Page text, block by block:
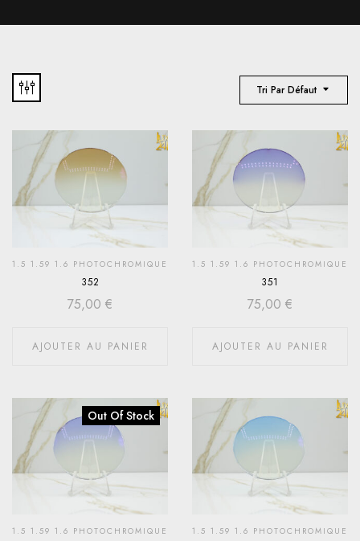
Tri Par Défaut
1.5 1.59 1.6 PHOTOCHROMIQUE
352
75,00 €
AJOUTER AU PANIER
1.5 1.59 1.6 PHOTOCHROMIQUE
351
75,00 €
AJOUTER AU PANIER
Out Of Stock
1.5 1.59 1.6 PHOTOCHROMIQUE 1.5 1.59 1.6 PHOTOCHROMIQUE